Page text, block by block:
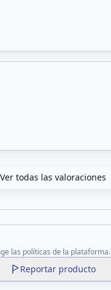
Ver todas las valoraciones
las políticas de la plataforma.
Reportar producto